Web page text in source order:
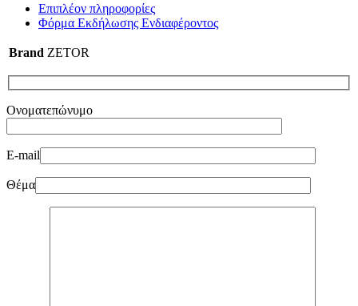
Επιπλέον πληροφορίες
Φόρμα Εκδήλωσης Ενδιαφέροντος
Brand ZETOR
Ονοματεπώνυμο
E-mail
Θέμα